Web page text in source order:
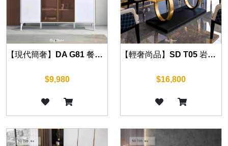
【現代簡奢】DA G81 餐邊櫃 (兩色) 100cm/120cm/140cm/160cm
$9,980
【輕奢尚品】SD T05 岩板餐桌 140cm/160cm/180cm
$16,800